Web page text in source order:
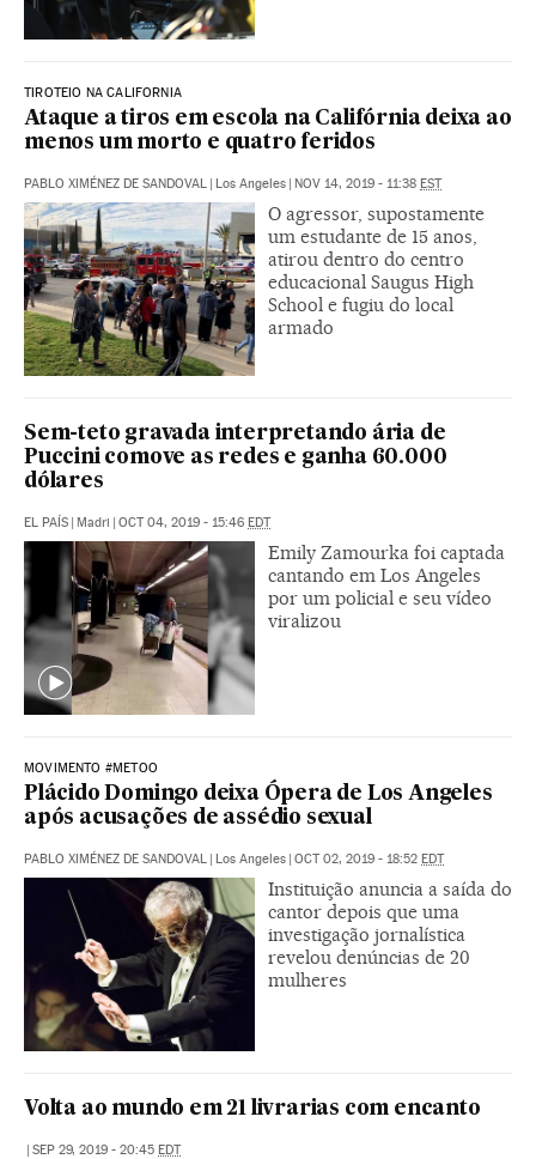
TIROTEIO NA CALIFORNIA
Ataque a tiros em escola na Califórnia deixa ao
menos um morto e quatro feridos
PABLO XIMÉNEZ DE SANDOVAL | Los Angeles | NOV 14, 2019 - 11:38 EST
O agressor, supostamente
um estudante de 15 anos,
atirou dentro do centro
educacional Saugus High
School e fugiu do local
armado
Sem-teto gravada interpretando ária de
Puccini comove as redes e ganha 60.000
dólares
EL PAÍS | Madri | OCT 04, 2019 - 15:46 EDT
Emily Zamourka foi captada
cantando em Los Angeles
por um policial e seu vídeo
viralizou
MOVIMENTO #METOO
Plácido Domingo deixa Ópera de Los Angeles
após acusações de assédio sexual
PABLO XIMÉNEZ DE SANDOVAL | Los Angeles | OCT 02, 2019 - 18:52 EDT
Instituição anuncia a saída do
cantor depois que uma
investigação jornalística
revelou denúncias de 20
mulheres
Volta ao mundo em 21 livrarias com encanto
| SEP 29, 2019 - 20:45 EDT